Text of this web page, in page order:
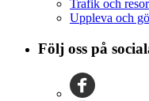
Trafik och resor
Uppleva och
Följ oss på